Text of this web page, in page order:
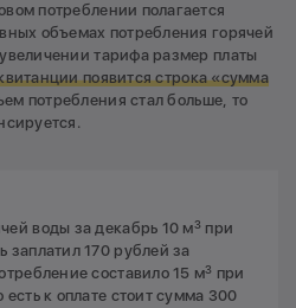
потреблении полагается
объемах потребления горячей
тарифа размер платы
появится строка «сумма
потребления стал больше, то
воды за декабрь 10 м3 при
заплатил 170 рублей за
составило 15 м3 при
к оплате стоит сумма 300